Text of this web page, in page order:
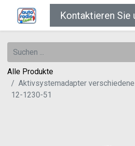
Kontaktieren Sie
Alle Produkte
Aktivsystemadapter verschiedene
12-1230-51